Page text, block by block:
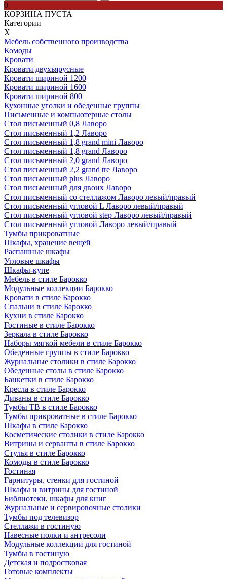
0
КОРЗИНА ПУСТА
Категории
Х
Мебель собственного производства
Комоды
Кровати
Кровати двухъярусные
Кровати шириной 1200
Кровати шириной 1600
Кровати шириной 800
Кухонные уголки и обеденные группы
Письменные и компьютерные столы
Стол письменный 0,8 Лаворо
Стол письменный 1,2 Лаворо
Стол письменный 1,8 grand mini Лаворо
Стол письменный 1,8 grand Лаворо
Стол письменный 2,0 grand Лаворо
Стол письменный 2,2 grand tre Лаворо
Стол письменный plus Лаворо
Стол письменный для двоих Лаворо
Стол письменный со стеллажом Лаворо левый/правый
Стол письменный угловой L Лаворо левый/правый
Стол письменный угловой step Лаворо левый/правый
Стол письменный угловой Лаворо левый/правый
Тумбы прикроватные
Шкафы, хранение вещей
Распашные шкафы
Угловые шкафы
Шкафы-купе
Мебель в стиле Барокко
Модульные коллекции Барокко
Кровати в стиле Барокко
Спальни в стиле Барокко
Кухни в стиле Барокко
Гостиные в стиле Барокко
Зеркала в стиле Барокко
Наборы мягкой мебели в стиле Барокко
Обеденные группы в стиле Барокко
Журнальные столики в стиле Барокко
Обеденные столы в стиле Барокко
Банкетки в стиле Барокко
Кресла в стиле Барокко
Диваны в стиле Барокко
Тумбы ТВ в стиле Барокко
Тумбы прикроватные в стиле Барокко
Шкафы в стиле Барокко
Косметические столики в стиле Барокко
Витрины и серванты в стиле Барокко
Стулья в стиле Барокко
Комоды в стиле Барокко
Гостиная
Гарнитуры, стенки для гостиной
Шкафы и витрины для гостиной
Библиотеки, шкафы для книг
Журнальные и сервировочные столики
Тумбы под телевизор
Стеллажи в гостиную
Навесные полки и антресоли
Модульные коллекции для гостиной
Тумбы в гостиную
Детская и подростковая
Готовые комплекты